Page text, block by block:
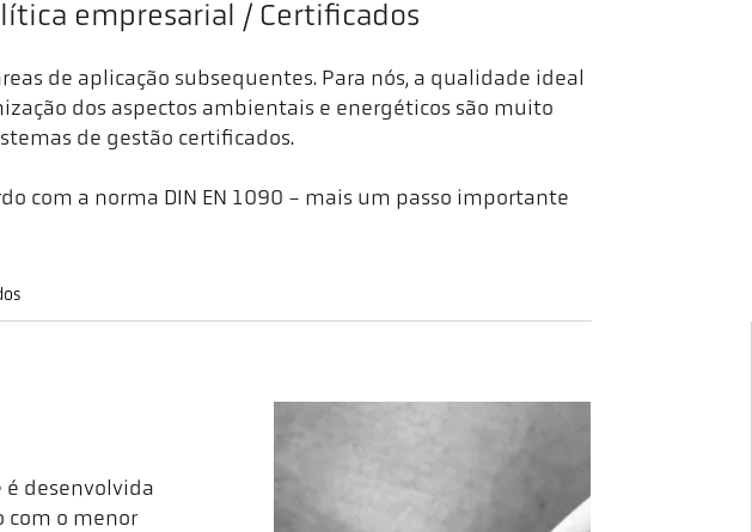
empresarial / Certificados
de aplicação subsequentes. Para nós, a qualidade ideal
dos aspectos ambientais e energéticos são muito
de gestão certificados.
com a norma DIN EN 1090 - mais um passo importante
desenvolvida
com o menor